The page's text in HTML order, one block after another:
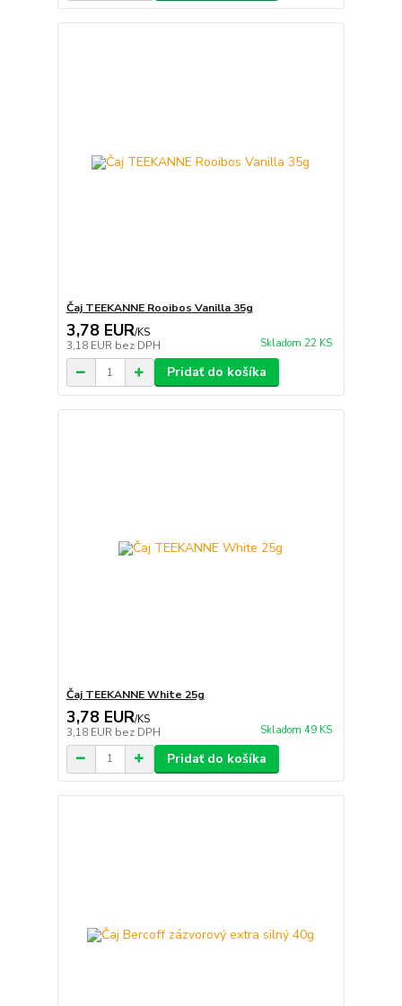
Čaj TEEKANNE Rooibos Vanilla 35g
3,78 EUR/KS
3,18 EUR bez DPH Skladom 22 KS
Pridať do košíka
Čaj TEEKANNE White 25g
3,78 EUR/KS
3,18 EUR bez DPH Skladom 49 KS
Pridať do košíka